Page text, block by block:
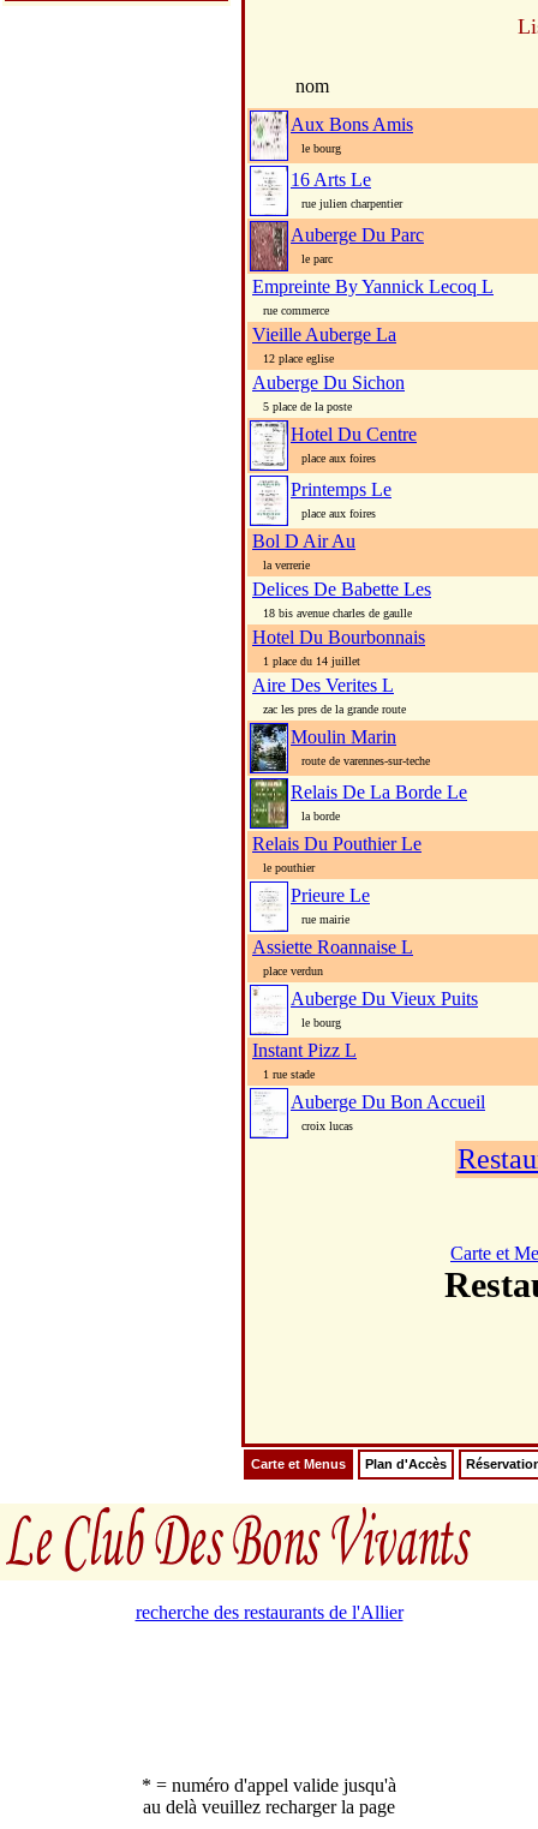
nom
Aux Bons Amis
le bourg
16 Arts Le
rue julien charpentier
Auberge Du Parc
le parc
Empreinte By Yannick Lecoq L
rue commerce
Vieille Auberge La
12 place eglise
Auberge Du Sichon
5 place de la poste
Hotel Du Centre
place aux foires
Printemps Le
place aux foires
Bol D Air Au
la verrerie
Delices De Babette Les
18 bis avenue charles de gaulle
Hotel Du Bourbonnais
1 place du 14 juillet
Aire Des Verites L
zac les pres de la grande route
Moulin Marin
route de varennes-sur-teche
Relais De La Borde Le
la borde
Relais Du Pouthier Le
le pouthier
Prieure Le
rue mairie
Assiette Roannaise L
place verdun
Auberge Du Vieux Puits
le bourg
Instant Pizz L
1 rue stade
Auberge Du Bon Accueil
croix lucas
Carte et
Carte et Menus Plan d'Accès
recherche des restaurants de l'Allier
* = numéro d'appel valide jusqu'à
au delà veuillez recharger la page